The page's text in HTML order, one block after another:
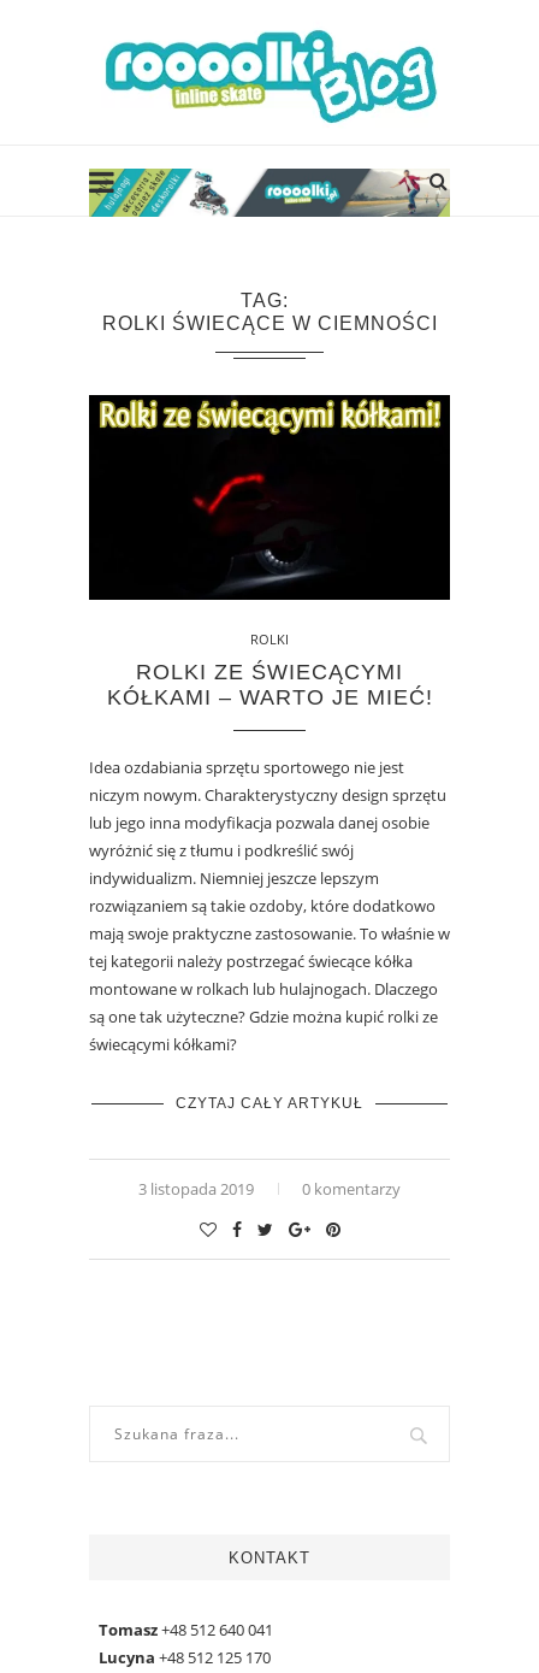
TAG
ROLKI ŚWIECĄCE W CIEMNOŚCI
ROLKI
ROLKI ZE ŚWIECĄCYMI
KÓŁKAMI – WARTO JE MIEĆ!
Idea ozdabiania sprzętu sportowego nie jest
niczym nowym. Charakterystyczny design sprzętu
lub jego inna modyfikacja pozwala danej osobie
wyróżnić się z tłumu i podkreślić swój
indywidualizm. Niemniej jeszcze lepszym
rozwiązaniem są takie ozdoby, które dodatkowo
mają swoje praktyczne zastosowanie. To właśnie w
tej kategorii należy postrzegać świecące kółka
montowane w rolkach lub hulajnogach. Dlaczego
są one tak użyteczne? Gdzie można kupić rolki ze
świecącymi kółkami?
CZYTAJ CAŁY ARTYKUŁ
3 listopada 2019 0 komentarzy
KONTAKT
Tomasz+48 512 640 041
Lucyna +48 512 125 170